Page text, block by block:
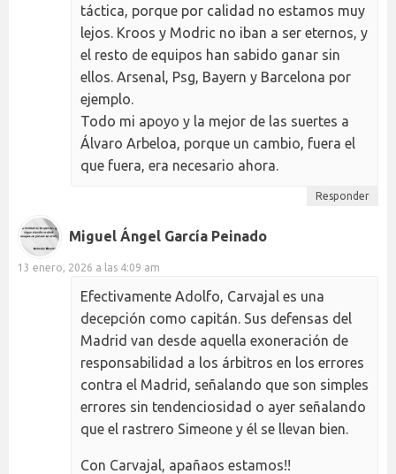
táctica, porque por calidad no estamos muy
lejos. Kroos y Modric no iban a ser eternos, y
el resto de equipos han sabido ganar sin
ellos. Arsenal, Psg, Bayern y Barcelona por
ejemplo.
Todo mi apoyo y la mejor de las suertes a
Álvaro Arbeloa, porque un cambio, fuera el
que fuera, era necesario ahora.
Responder
Miguel Ángel García Peinado
13 enero, 2026 a las 4:09 am
Efectivamente Adolfo, Carvajal es una
decepción como capitán. Sus defensas del
Madrid van desde aquella exoneración de
responsabilidad a los árbitros en los errores
contra el Madrid, señalando que son simples
errores sin tendenciosidad o ayer señalando
que el rastrero Simeone y él se llevan bien.
Con Carvajal, apañaos estamos!!